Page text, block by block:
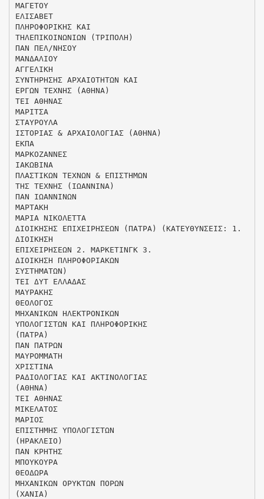
ΜΑΓΕΤΟΥ
ΕΛΙΣΑΒΕΤ
ΠΛΗΡΟΦΟΡΙΚΗΣ ΚΑΙ
ΤΗΛΕΠΙΚΟΙΝΩΝΙΩΝ (ΤΡΙΠΟΛΗ)
ΠΑΝ ΠΕΛ/ΝΗΣΟΥ
ΜΑΝΔΑΛΙΟΥ
ΑΓΓΕΛΙΚΗ
ΣΥΝΤΗΡΗΣΗΣ ΑΡΧΑΙΟΤΗΤΩΝ ΚΑΙ
ΕΡΓΩΝ ΤΕΧΝΗΣ (ΑΘΗΝΑ)
ΤΕΙ ΑΘΗΝΑΣ
ΜΑΡΙΤΣΑ
ΣΤΑΥΡΟΥΛΑ
ΙΣΤΟΡΙΑΣ & ΑΡΧΑΙΟΛΟΓΙΑΣ (ΑΘΗΝΑ)
ΕΚΠΑ
ΜΑΡΚΟΖΑΝΝΕΣ
ΙΑΚΩΒΙΝΑ
ΠΛΑΣΤΙΚΩΝ ΤΕΧΝΩΝ & ΕΠΙΣΤΗΜΩΝ
ΤΗΣ ΤΕΧΝΗΣ (ΙΩΑΝΝΙΝΑ)
ΠΑΝ ΙΩΑΝΝΙΝΩΝ
ΜΑΡΤΑΚΗ
ΜΑΡΙΑ ΝΙΚΟΛΕΤΤΑ
ΔΙΟΙΚΗΣΗΣ ΕΠΙΧΕΙΡΗΣΕΩΝ (ΠΑΤΡΑ) (ΚΑΤΕΥΘΥΝΣΕΙΣ: 1.
ΔΙΟΙΚΗΣΗ
ΕΠΙΧΕΙΡΗΣΕΩΝ 2. ΜΑΡΚΕΤΙΝΓΚ 3.
ΔΙΟΙΚΗΣΗ ΠΛΗΡΟΦΟΡΙΑΚΩΝ
ΣΥΣΤΗΜΑΤΩΝ)
ΤΕΙ ΔΥΤ ΕΛΛΑΔΑΣ
ΜΑΥΡΑΚΗΣ
ΘΕΟΛΟΓΟΣ
ΜΗΧΑΝΙΚΩΝ ΗΛΕΚΤΡΟΝΙΚΩΝ
ΥΠΟΛΟΓΙΣΤΩΝ ΚΑΙ ΠΛΗΡΟΦΟΡΙΚΗΣ
(ΠΑΤΡΑ)
ΠΑΝ ΠΑΤΡΩΝ
ΜΑΥΡΟΜΜΑΤΗ
ΧΡΙΣΤΙΝΑ
ΡΑΔΙΟΛΟΓΙΑΣ ΚΑΙ ΑΚΤΙΝΟΛΟΓΙΑΣ
(ΑΘΗΝΑ)
ΤΕΙ ΑΘΗΝΑΣ
ΜΙΚΕΛΑΤΟΣ
ΜΑΡΙΟΣ
ΕΠΙΣΤΗΜΗΣ ΥΠΟΛΟΓΙΣΤΩΝ
(ΗΡΑΚΛΕΙΟ)
ΠΑΝ ΚΡΗΤΗΣ
ΜΠΟΥΚΟΥΡΑ
ΘΕΟΔΩΡΑ
ΜΗΧΑΝΙΚΩΝ ΟΡΥΚΤΩΝ ΠΟΡΩΝ
(ΧΑΝΙΑ)